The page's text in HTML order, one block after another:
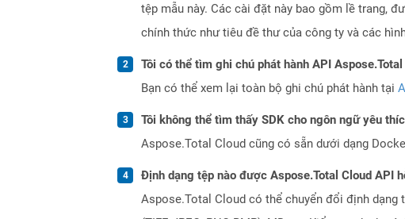
tệp mẫu này. Các cài đặt này bao gồm lề trang,
chính thức như tiêu đề thư của công ty và các
Tôi có thể tìm ghi chú phát hành API
Bạn có thể xem lại toàn bộ ghi chú phát hành tại
Tôi không thể tìm thấy SDK cho ngôn ngữ yêu
Aspose.Total Cloud cũng có sẵn dưới dạng
Định dạng tệp nào được Aspose.Total Cloud API
Aspose.Total Cloud có thể chuyển đổi định dạng